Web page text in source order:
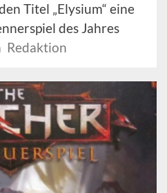
Titel „Elysium“ eine
des Jahres
Redaktion